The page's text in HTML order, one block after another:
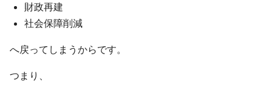
財政再建
社会保障削減
へ戻ってしまうからです。
つまり、